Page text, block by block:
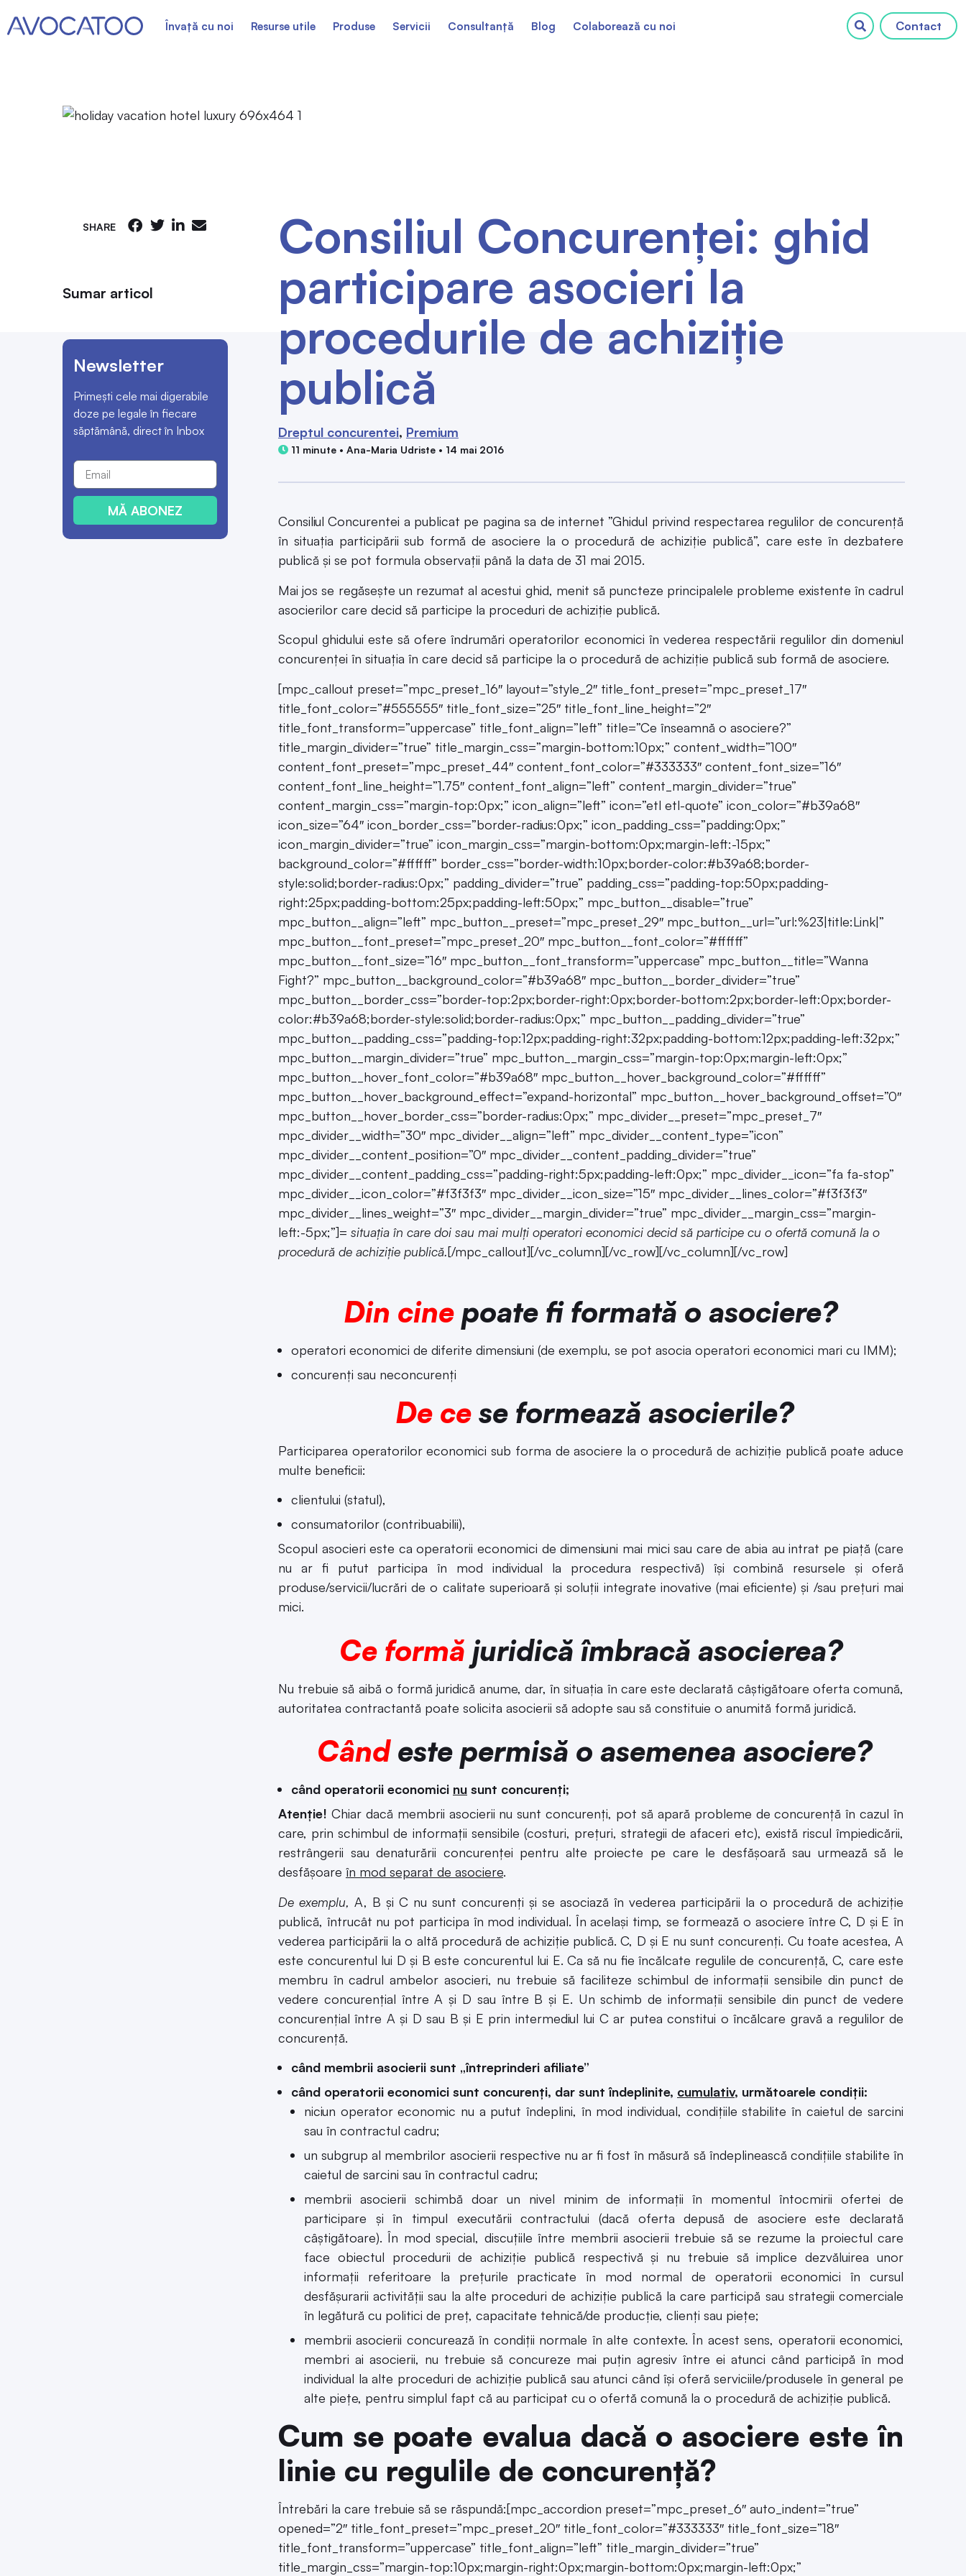
Contact
Învață cu noi Resurse utile Produse Servicii Consultanță Blog Colaborează cu noi
SHARE
Sumar articol
Newsletter
Primești cele mai digerabile
doze pe legale în fiecare
săptămână, direct în Inbox
MĂ ABONEZ
Consiliul Concurenței: ghid
participare asocieri la
procedurile de achiziție
publică
Dreptul concurentei Premium
11 minute • Ana-Maria Udriste • 14 mai 2016
Consiliul Concurentei a publicat pe pagina sa de internet ”Ghidul privind respectarea regulilor de concurență
în situația participării sub formă de asociere la o procedură de achiziție publică”, care este în dezbatere
publică și se pot formula observații până la data de 31 mai 2015.
Mai jos se regăsește un rezumat al acestui ghid, menit să puncteze principalele probleme existente în cadrul
asocierilor care decid să participe la proceduri de achiziție publică.
Scopul ghidului este să ofere îndrumări operatorilor economici în vederea respectării regulilor din domeniul
concurenței în situația în care decid să participe la o procedură de achiziție publică sub formă de asociere.
[mpc_callout preset=”mpc_preset_16″ layout=”style_2″ title_font_preset=”mpc_preset_17″
title_font_color=”#555555″ title_font_size=”25″ title_font_line_height=”2″
title_font_transform=”uppercase” title_font_align=”left” title=”Ce înseamnă o asociere?”
title_margin_divider=”true” title_margin_css=”margin-bottom:10px;” content_width=”100″
content_font_preset=”mpc_preset_44″ content_font_color=”#333333″ content_font_size=”16″
content_font_line_height=”1.75″ content_font_align=”left” content_margin_divider=”true”
content_margin_css=”margin-top:0px;” icon_align=”left” icon=”etl etl-quote” icon_color=”#b39a68″
icon_size=”64″ icon_border_css=”border-radius:0px;” icon_padding_css=”padding:0px;”
icon_margin_divider=”true” icon_margin_css=”margin-bottom:0px;margin-left:-15px;”
background_color=”#ffffff” border_css=”border-width:10px;border-color:#b39a68;border-
style:solid;border-radius:0px;” padding_divider=”true” padding_css=”padding-top:50px;padding-
right:25px;padding-bottom:25px;padding-left:50px;” mpc_button__disable=”true”
mpc_button__align=”left” mpc_button__preset=”mpc_preset_29″ mpc_button__url=”url:%23|title:Link|”
mpc_button__font_preset=”mpc_preset_20″ mpc_button__font_color=”#ffffff”
mpc_button__font_size=”16″ mpc_button__font_transform=”uppercase” mpc_button__title=”Wanna
Fight?” mpc_button__background_color=”#b39a68″ mpc_button__border_divider=”true”
mpc_button__border_css=”border-top:2px;border-right:0px;border-bottom:2px;border-left:0px;border-
color:#b39a68;border-style:solid;border-radius:0px;” mpc_button__padding_divider=”true”
mpc_button__padding_css=”padding-top:12px;padding-right:32px;padding-bottom:12px;padding-left:32px;”
mpc_button__margin_divider=”true” mpc_button__margin_css=”margin-top:0px;margin-left:0px;”
mpc_button__hover_font_color=”#b39a68″ mpc_button__hover_background_color=”#ffffff”
mpc_button__hover_background_effect=”expand-horizontal” mpc_button__hover_background_offset=”0″
mpc_button__hover_border_css=”border-radius:0px;” mpc_divider__preset=”mpc_preset_7″
mpc_divider__width=”30″ mpc_divider__align=”left” mpc_divider__content_type=”icon”
mpc_divider__content_position=”0″ mpc_divider__content_padding_divider=”true”
mpc_divider__content_padding_css=”padding-right:5px;padding-left:0px;” mpc_divider__icon=”fa fa-stop”
mpc_divider__icon_color=”#f3f3f3″ mpc_divider__icon_size=”15″ mpc_divider__lines_color=”#f3f3f3″
mpc_divider__lines_weight=”3″ mpc_divider__margin_divider=”true” mpc_divider__margin_css=”margin-
left:-5px;”]= situația în care doi sau mai mulți operatori economici decid să participe cu o ofertă comună la o
procedură de achiziție publică.[/mpc_callout][/vc_column][/vc_row][/vc_column][/vc_row]
Din cine poate fi formată o asociere?
operatori economici de diferite dimensiuni (de exemplu, se pot asocia operatori economici mari cu IMM);
concurenți sau neconcurenți
De cese formează asocierile?
Participarea operatorilor economici sub forma de asociere la o procedură de achiziție publică poate aduce
multe beneficii:
clientului (statul),
consumatorilor (contribuabilii),
Scopul asocieri este ca operatorii economici de dimensiuni mai mici sau care de abia au intrat pe piaţă (care
nu ar fi putut participa în mod individual la procedura respectivă) îşi combină resursele şi oferă
produse/servicii/lucrări de o calitate superioară şi soluţii integrate inovative (mai eficiente) şi /sau preţuri mai
mici.
Ce formă juridică îmbracă asocierea?
Nu trebuie să aibă o formă juridică anume, dar, în situaţia în care este declarată câştigătoare oferta comună,
autoritatea contractantă poate solicita asocierii să adopte sau să constituie o anumită formă juridică.
Cândeste permisă o asemenea asociere?
când operatorii economici nu sunt concurenți;
Atenție! Chiar dacă membrii asocierii nu sunt concurenți, pot să apară probleme de concurență în cazul în
care, prin schimbul de informații sensibile (costuri, prețuri, strategii de afaceri etc), există riscul împiedicării,
restrângerii sau denaturării concurenței pentru alte proiecte pe care le desfășoară sau urmează să le
desfășoare în mod separat de asociere.
De exemplu, A, B şi C nu sunt concurenţi şi se asociază în vederea participării la o procedură de achiziţie
publică, întrucât nu pot participa în mod individual. În acelaşi timp, se formează o asociere între C, D şi E în
vederea participării la o altă procedură de achiziţie publică. C, D şi E nu sunt concurenţi. Cu toate acestea, A
este concurentul lui D şi B este concurentul lui E. Ca să nu fie încălcate regulile de concurenţă, C, care este
membru în cadrul ambelor asocieri, nu trebuie să faciliteze schimbul de informaţii sensibile din punct de
vedere concurenţial între A şi D sau între B şi E. Un schimb de informaţii sensibile din punct de vedere
concurenţial între A şi D sau B şi E prin intermediul lui C ar putea constitui o încălcare gravă a regulilor de
concurenţă.
când membrii asocierii sunt „întreprinderi afiliate”
când operatorii economici sunt concurenți, dar sunt îndeplinite, cumulativ, următoarele condiţii:
niciun operator economic nu a putut îndeplini, în mod individual, condiţiile stabilite în caietul de sarcini
sau în contractul cadru;
un subgrup al membrilor asocierii respective nu ar fi fost în măsură să îndeplinească condiţiile stabilite în
caietul de sarcini sau în contractul cadru;
membrii asocierii schimbă doar un nivel minim de informaţii în momentul întocmirii ofertei de
participare şi în timpul executării contractului (dacă oferta depusă de asociere este declarată
câştigătoare). În mod special, discuţiile între membrii asocierii trebuie să se rezume la proiectul care
face obiectul procedurii de achiziţie publică respectivă şi nu trebuie să implice dezvăluirea unor
informaţii referitoare la preţurile practicate în mod normal de operatorii economici în cursul
desfăşurarii activităţii sau la alte proceduri de achiziţie publică la care participă sau strategii comerciale
în legătură cu politici de preţ, capacitate tehnică/de producţie, clienţi sau pieţe;
membrii asocierii concurează în condiţii normale în alte contexte. În acest sens, operatorii economici,
membri ai asocierii, nu trebuie să concureze mai puţin agresiv între ei atunci când participă în mod
individual la alte proceduri de achiziţie publică sau atunci când îşi oferă serviciile/produsele în general pe
alte pieţe, pentru simplul fapt că au participat cu o ofertă comună la o procedură de achiziţie publică.
Cum se poate evalua dacă o asociere este în
linie cu regulile de concurență?
Întrebări la care trebuie să se răspundă:[mpc_accordion preset=”mpc_preset_6″ auto_indent=”true”
opened=”2″ title_font_preset=”mpc_preset_20″ title_font_color=”#333333″ title_font_size=”18″
title_font_transform=”uppercase” title_font_align=”left” title_margin_divider=”true”
title_margin_css=”margin-top:10px;margin-right:0px;margin-bottom:0px;margin-left:0px;”